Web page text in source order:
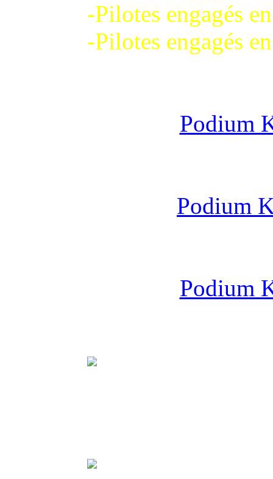
-Pilotes engagés
-Pilotes engagés
Podium
Podium
Podium